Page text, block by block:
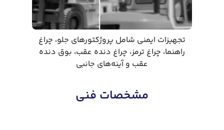
تجهیزات ایمنی شامل پروژکتورهای جلو، چراغ
راهنما، چراغ ترمز، چراغ دنده عقب، بوق دنده
عقب و آینه‌های جانبی
مشخصات فنی